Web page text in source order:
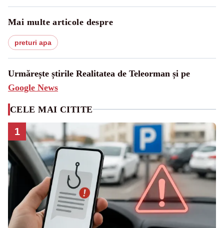
Mai multe articole despre
preturi apa
Urmărește știrile Realitatea de Teleorman și pe
Google News
CELE MAI CITITE
1